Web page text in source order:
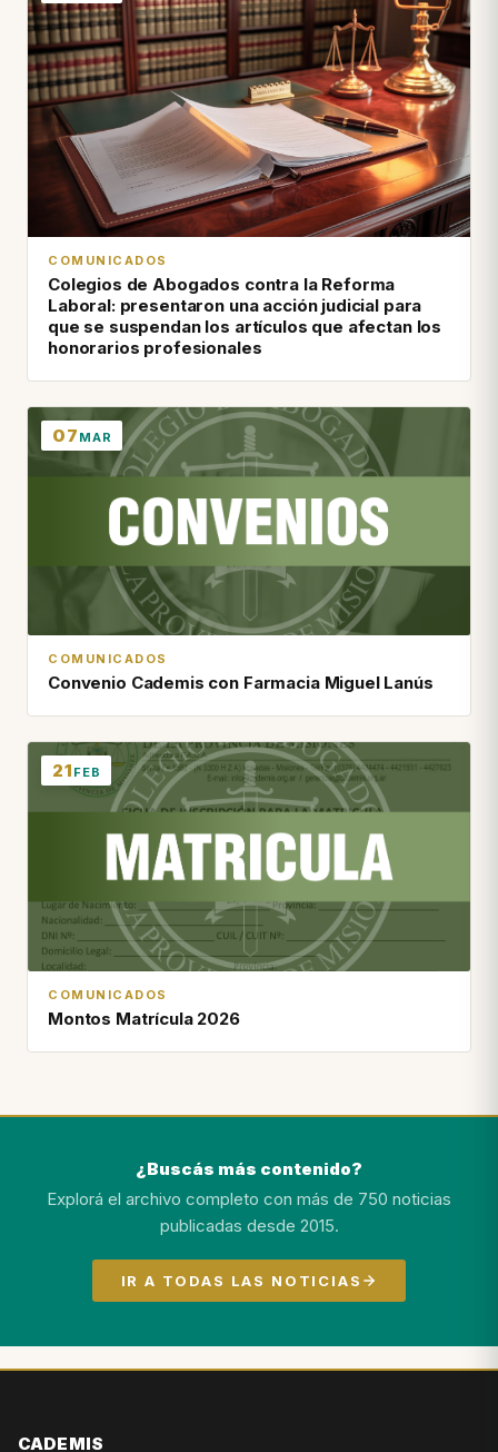
COMUNICADOS
Colegios de Abogados contra la Reforma
Laboral: presentaron una acción judicial para
que se suspendan los artículos que afectan los
honorarios profesionales
07 MAR
COMUNICADOS
Convenio Cademis con Farmacia Miguel Lanús
21 FEB
COMUNICADOS
Montos Matrícula 2026
¿Buscás más contenido?
Explorá el archivo completo con más de 750 noticias
publicadas desde 2015.
IR A TODAS LAS NOTICIAS
CADEMIS